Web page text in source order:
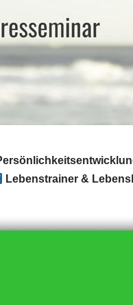
Lebenstrainer &